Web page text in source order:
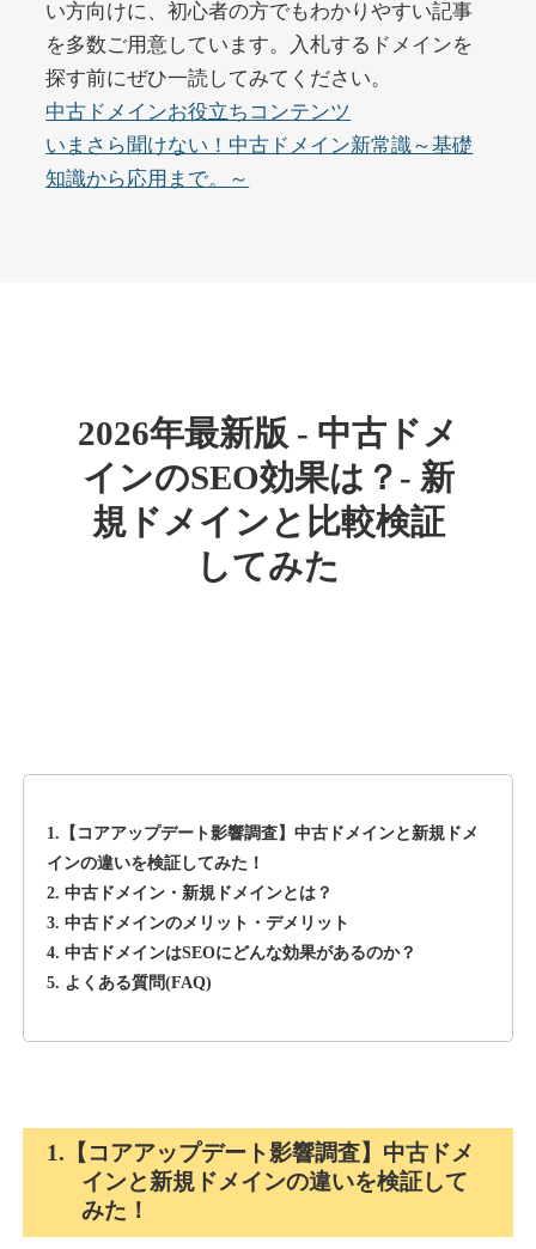
buywrite-plus.com
ジャンルその他
DA 45 外部リンク数4677 ドメイン年齢2年
10,800円 入札 0件
詳細を見る
外部リンク数963 ドメイン年齢
4,500円
rageboy.com
詳細を見る
sug-web.jp
ジャンル その他
DA42 外部リンク数740 ドメイン年齢13年
3,300円 入札 2件
holocardstrategy.jp
ジャンル趣味
DA40 外部リンク数
い方向けに、初心者の方でもわかりやすい記事
を多数ご用意しています。入札するドメインを
探す前にぜひ一読してみてください。
中古ドメインお役立ちコンテンツ
いまさら聞けない！中古ドメイン新常識～基礎
知識から応用まで。～
2026年最新版 - 中古ドメ
インのSEO効果は？- 新
規ドメインと比較検証
してみた
1.【コアアップデート影響調査】中古ドメインと新規ドメ
インの違いを検証してみた！
2. 中古ドメイン・新規ドメインとは？
3. 中古ドメインのメリット・デメリット
4. 中古ドメインはSEOにどんな効果があるのか？
5. よくある質問(FAQ)
1.【コアアップデート影響調査】中古ドメ
インと新規ドメインの違いを検証して
みた！